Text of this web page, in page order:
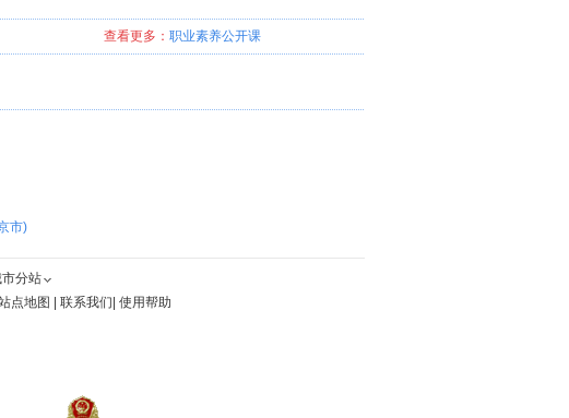
查看更多： 职业素养公开课
市)
分站
点地图 联系我们 使用帮助